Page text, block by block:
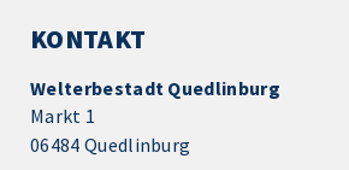
KONTAKT
Welterbestadt Quedlinburg
Markt 1
06484 Quedlinburg